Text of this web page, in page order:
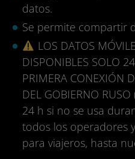
datos.
Se permite compartir
LOS DATOS
DISPONIBLES SOLO
PRIMERA CONEXIÓN
DEL GOBIERNO
24 h si no se usa
todos los operadores
para viajeros, hasta